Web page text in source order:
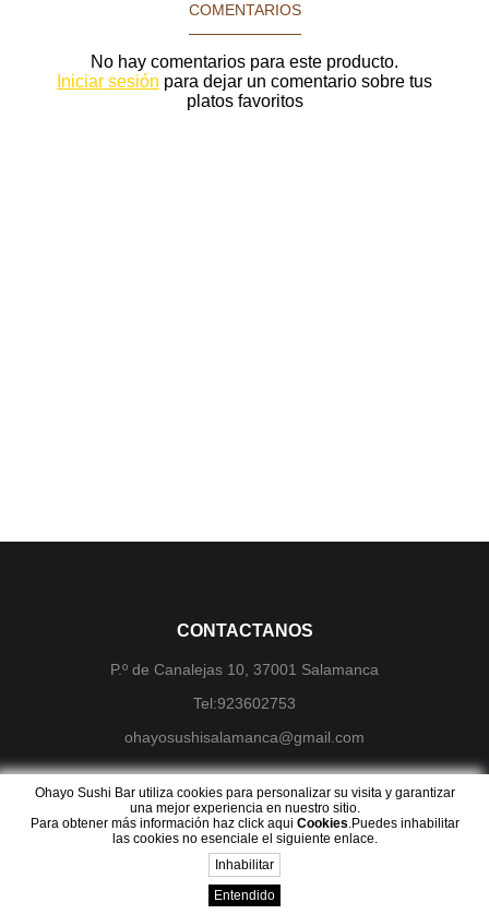
COMENTARIOS
No hay comentarios para este producto.
Iniciar sesión para dejar un comentario sobre tus
platos favoritos
CONTACTANOS
P.º de Canalejas 10, 37001 Salamanca
Tel:923602753
ohayosushisalamanca@gmail.com
Copyright © Ohayo Sushi Bar Todos los derechos reservados
Powered by To Focus Technology Network
Política de cookie
Ohayo Sushi Bar utiliza cookies para personalizar su visita y garantizar
una mejor experiencia en nuestro sitio.
Para obtener más información haz click aqui Cookies.Puedes inhabilitar
las cookies no esenciale el siguiente enlace.
Inhabilitar
Entendido